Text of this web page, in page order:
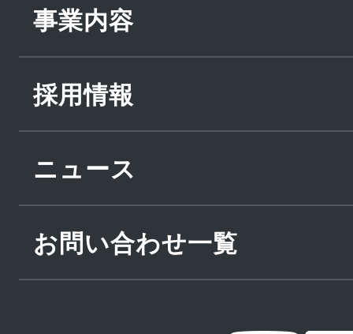
事業内容
採用情報
ニュース
お問い合わせ一覧